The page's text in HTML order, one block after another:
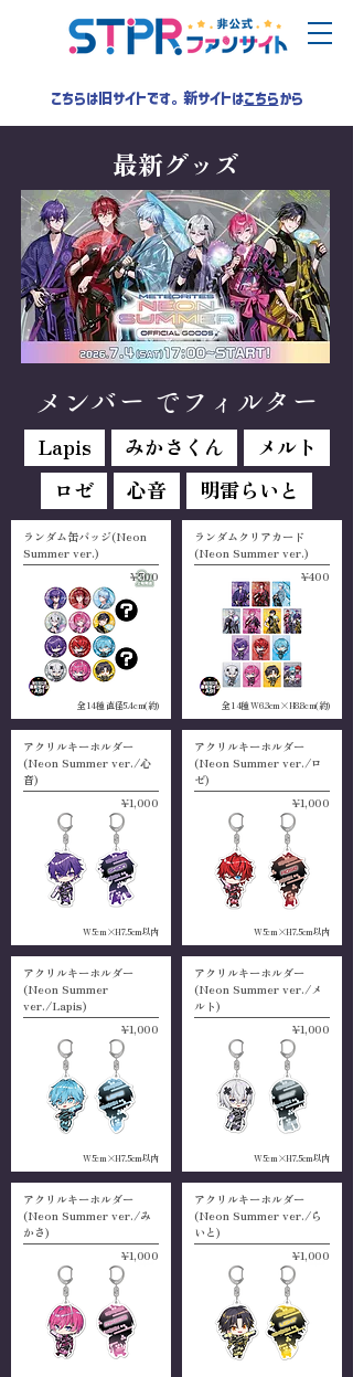
こちらは旧サイトです。新サイトはこちらから
最新グッズ
メンバー でフィルター
Lapis みかさくん メルト
ロゼ 心音 明雷らいと
ランダム缶バッジ(Neon
Summer ver.)
¥500
全14種 直径5.4cm(約)
アクリルキーホルダー
(Neon Summer ver./心
音)
¥1,000
W5cm×H7.5cm以内
アクリルキーホルダー
(Neon Summer
ver./Lapis)
¥1,000
W5cm×H7.5cm以内
アクリルキーホルダー
(Neon Summer ver./み
かさ)
¥1,000
ランダムクリアカード
(Neon Summer ver.)
¥400
全14種 W6.3cm×H8.8cm(約)
アクリルキーホルダー
(Neon Summer ver./ロ
ゼ)
¥1,000
W5cm×H7.5cm以内
アクリルキーホルダー
(Neon Summer ver./メ
ルト)
¥1,000
W5cm×H7.5cm以内
アクリルキーホルダー
(Neon Summer ver./ら
いと)
¥1,000